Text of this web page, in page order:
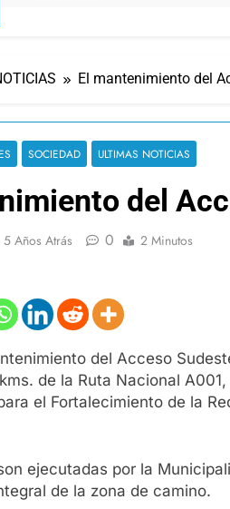
El mantenimiento del
SOCIEDAD ULTIMAS NOTICIAS
del
5 Años Atrás 0 2 Minutos
del Acceso
de la Ruta Nacional
el Fortalecimiento de la
ejecutadas por la
de la zona de camino.